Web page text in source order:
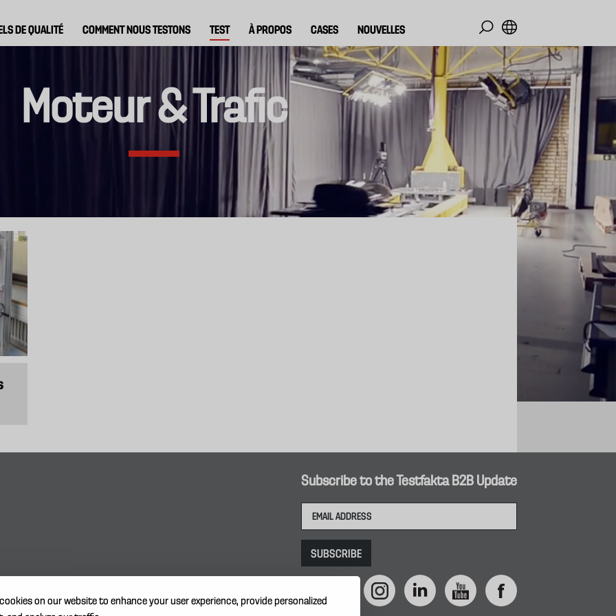
on our website to enhance your user experience, provide personalized
DE QUALITÉ COMMENT NOUS TESTONS TEST À PROPOS CASES NOUVELLES
Moteur & Trafic
Subscribe to the Testfakta B2B Update